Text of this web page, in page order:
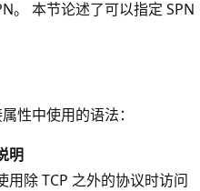
。 本节论述了可以指定 SPN
性中使用的语法：
明
用除 TCP 之外的协议时访问